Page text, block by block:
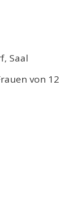
Saal
von 12